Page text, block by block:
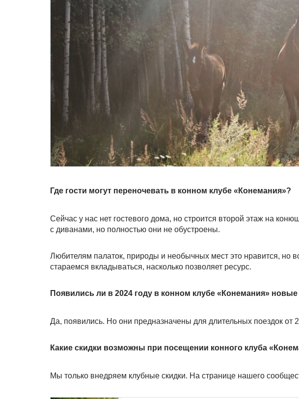
Где гости могут переночевать в конном клубе «Конемания»?
Сейчас у нас нет гостевого дома, но строится второй этаж на
с диванами, но полностью они не обустроены.
Любителям палаток, природы и необычных мест это нравится, но
стараемся вкладываться, насколько позволяет ресурс.
Появились ли в 2024 году в конном клубе «Конемания»
Да, появились. Но они предназначены для длительных поездок от
Какие скидки возможны при посещении конного клуба
Мы только внедряем клубные скидки. На странице нашего